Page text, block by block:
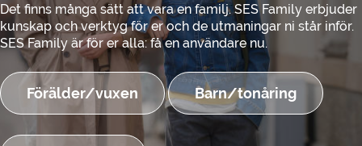
Det finns många sätt att vara en familj. SES Family erbjuder
kunskap och verktyg för er och de utmaningar ni står inför.
SES Family är för er alla: få en användare nu.
Förälder/vuxen Barn/tonåring